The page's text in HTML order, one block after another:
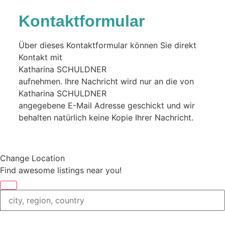
Kontaktformular
Über dieses Kontaktformular können Sie direkt
Kontakt mit
Katharina SCHULDNER
aufnehmen. Ihre Nachricht wird nur an die von
Katharina SCHULDNER
angegebene E-Mail Adresse geschickt und wir
behalten natürlich keine Kopie Ihrer Nachricht.
Change Location
Find awesome listings near you!
Change Location